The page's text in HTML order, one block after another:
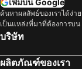
ค้นหาผลลัพธ์ของเราได้ง่า
เป็นแหล่งที่มาที่ต้องการบน
บริษัท
ผลิตภัณฑ์ของเรา